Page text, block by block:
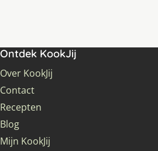
Ontdek KookJij
Over KookJij
Contact
Recepten
Blog
Mijn KookJij